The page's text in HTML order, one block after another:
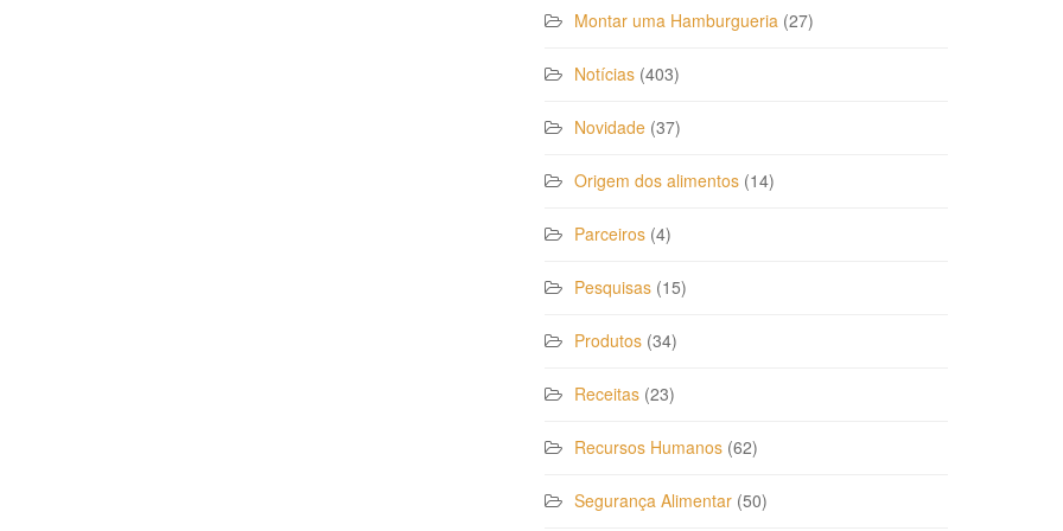
Montar uma Hamburgueria (27)
Notícias (403)
Novidade (37)
Origem dos alimentos (14)
Parceiros (4)
Pesquisas (15)
Produtos (34)
Receitas (23)
Recursos Humanos (62)
Segurança Alimentar (50)